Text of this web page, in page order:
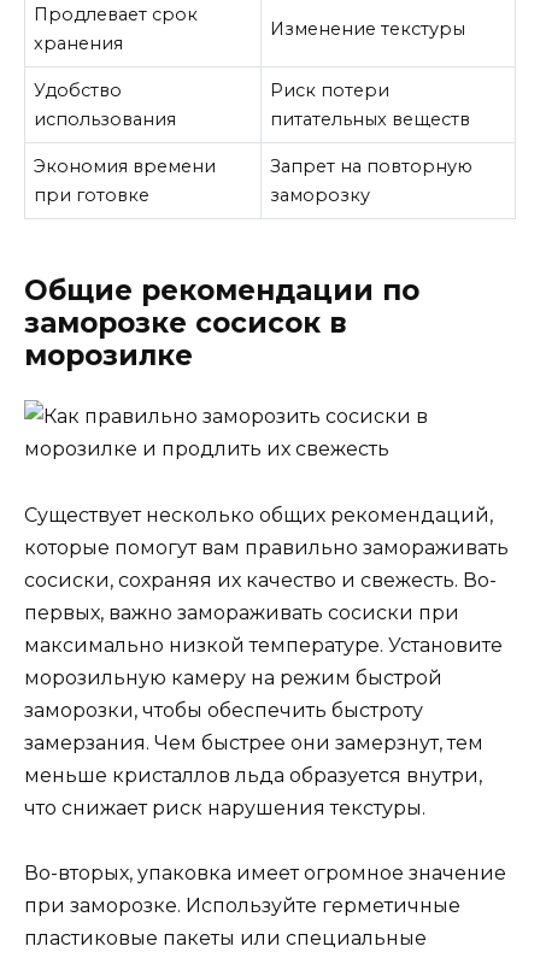
Продлевает срок
хранения
Изменение текстуры
Удобство
использования
Риск потери
питательных веществ
Экономия времени
при готовке
Запрет на повторную
заморозку
Общие рекомендации по
заморозке сосисок в
морозилке
Существует несколько общих рекомендаций,
которые помогут вам правильно замораживать
сосиски, сохраняя их качество и свежесть. Во-
первых, важно замораживать сосиски при
максимально низкой температуре. Установите
морозильную камеру на режим быстрой
заморозки, чтобы обеспечить быстроту
замерзания. Чем быстрее они замерзнут, тем
меньше кристаллов льда образуется внутри,
что снижает риск нарушения текстуры.
Во-вторых, упаковка имеет огромное значение
при заморозке. Используйте герметичные
пластиковые пакеты или специальные